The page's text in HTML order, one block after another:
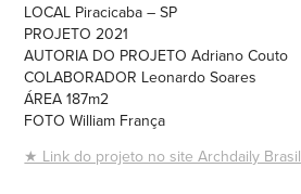
LOCAL Piracicaba – SP
PROJETO 2021
AUTORIA DO PROJETO Adriano Couto
COLABORADOR Leonardo Soares
ÁREA 187m2
FOTO William França
★ Link do projeto no site Archdaily Brasil